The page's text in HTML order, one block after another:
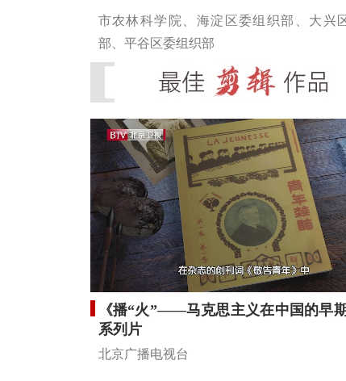
市农林科学院、海淀区委组织部、大兴
部、平谷区委组织部
《播“火”——马克思主义在中国的早期
系列片
北京广播电视台